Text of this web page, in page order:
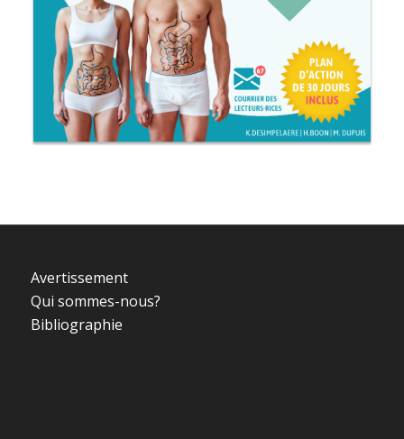
Avertissement
Qui sommes-nous?
Bibliographie